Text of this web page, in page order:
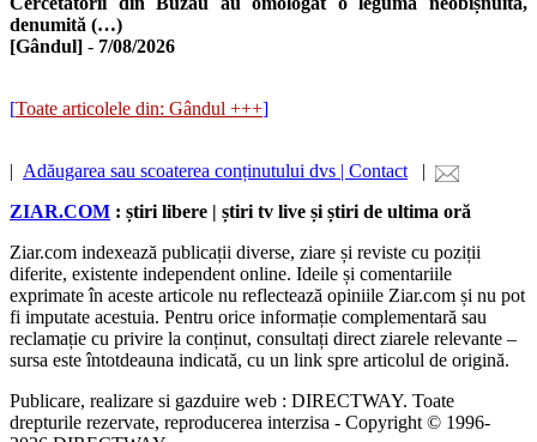
denumită (…)
[Gândul] - 7/08/2026
[Toate articolele din: Gândul +++]
| Adăugarea sau scoaterea conținutului dvs | Contact |
ZIAR.COM : știri libere | știri tv live și știri de ultima oră
Ziar.com indexează publicații diverse, ziare și reviste cu poziții
diferite, existente independent online. Ideile și comentariile
exprimate în aceste articole nu reflectează opiniile Ziar.com și nu pot
fi imputate acestuia. Pentru orice informație complementară sau
reclamație cu privire la conținut, consultați direct ziarele relevante –
sursa este întotdeauna indicată, cu un link spre articolul de origină.
Publicare, realizare si gazduire web : DIRECTWAY. Toate
drepturile rezervate, reproducerea interzisa - Copyright © 1996-